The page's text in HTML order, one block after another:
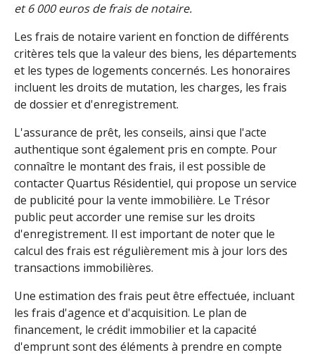
et 6 000 euros de frais de notaire.
Les frais de notaire varient en fonction de différents
critères tels que la valeur des biens, les départements
et les types de logements concernés. Les honoraires
incluent les droits de mutation, les charges, les frais
de dossier et d'enregistrement.
L'assurance de prêt, les conseils, ainsi que l'acte
authentique sont également pris en compte. Pour
connaître le montant des frais, il est possible de
contacter Quartus Résidentiel, qui propose un service
de publicité pour la vente immobilière. Le Trésor
public peut accorder une remise sur les droits
d'enregistrement. Il est important de noter que le
calcul des frais est régulièrement mis à jour lors des
transactions immobilières.
Une estimation des frais peut être effectuée, incluant
les frais d'agence et d'acquisition. Le plan de
financement, le crédit immobilier et la capacité
d'emprunt sont des éléments à prendre en compte